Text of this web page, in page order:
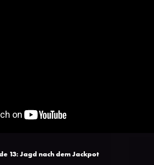
13: Jagd nach dem Jackpot